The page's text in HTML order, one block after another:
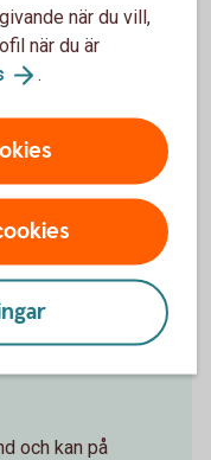
direktinvestering i
och kan på
när du vill,
när du är
.